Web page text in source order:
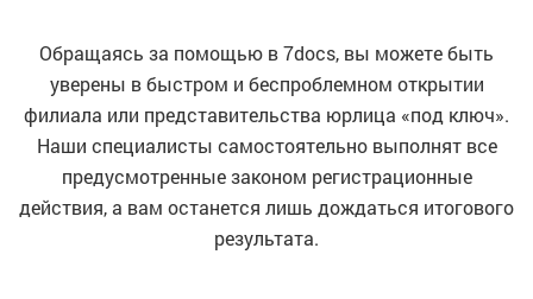
Обращаясь за помощью в 7docs, вы можете быть
уверены в быстром и беспроблемном открытии
филиала или представительства юрлица «под ключ».
Наши специалисты самостоятельно выполнят все
предусмотренные законом регистрационные
действия, а вам останется лишь дождаться итогового
результата.